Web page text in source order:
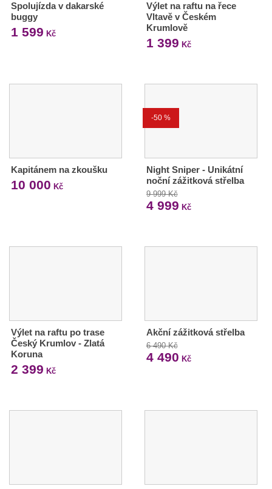
Spolujízda v dakarské
buggy
1 599 Kč
Výlet na raftu na řece
Vltavě v Českém
Krumlově
1 399 Kč
Kapitánem na zkoušku
10 000 Kč
-50 %
Night Sniper - Unikátní
noční zážitková střelba
9 999 Kč
4 999 Kč
Výlet na raftu po trase
Český Krumlov - Zlatá
Koruna
2 399 Kč
Akční zážitková střelba
6 490 Kč
4 490 Kč